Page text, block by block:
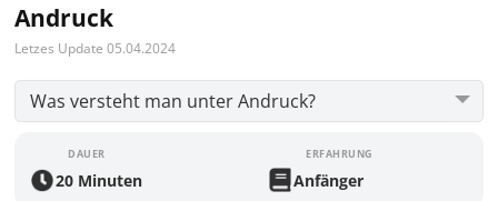
Andruck
Letzes Update 05.04.2024
DAUER
20 Minuten
ERFAHRUNG
Anfänger